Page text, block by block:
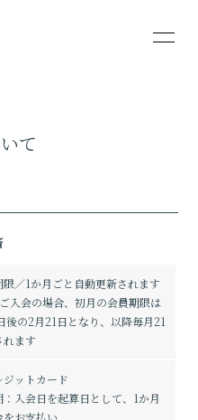
ン
て
限／1か月ごと自動更新されます
入会の場合、初月の会員期限は
後の2月21日となり、以降毎月21
れます
ジットカード
：入会日を起算日として、1か月
をお支払い